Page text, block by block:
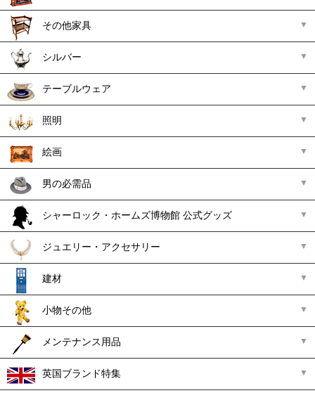
その他家具
シルバー
テーブルウェア
照明
絵画
男の必需品
シャーロック・ホームズ博物館 公式グッズ
ジュエリー・アクセサリー
建材
小物その他
メンテナンス用品
英国ブランド特集